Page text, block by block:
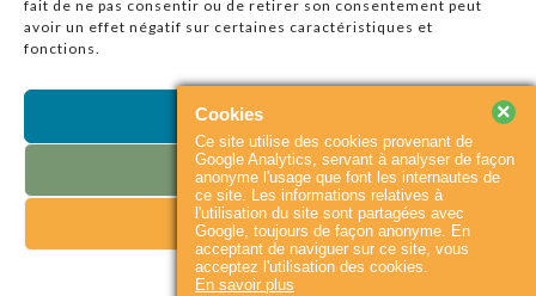
fait de ne pas consentir ou de retirer son consentement peut
avoir un effet négatif sur certaines caractéristiques et
fonctions.
Accepter
Refuser
Voir les préférences
Mentions légales
Actualités
Agenda
Plan du site
© 2026Baie du
Cotentin|Flux RSS
Contact
Mentions légales
Cookies
Ce site utilise des cookies provenant de
Google Analytics, servant à analyser de façon
anonyme l'usage que font les internautes de
ce site. Les informations relatives à
l'utilisation du site sont partagées avec
Google, toujours de façon anonyme. En
acceptant de naviguer sur ce site, vous
acceptez l'utilisation des cookies.
En savoir plus
×